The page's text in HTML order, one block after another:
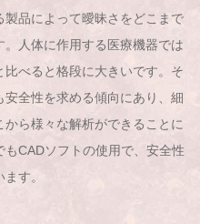
品によって曖昧さをどこまで
人体に作用する医療機器では
べると格段に大きいです。そ
全性を求める傾向にあり、細
ら様々な解析ができることに
CADソフトの使用で、安全性
す。